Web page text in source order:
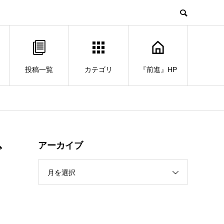
投稿一覧 カテゴリ 『前進』HP
アーカイブ
月を選択